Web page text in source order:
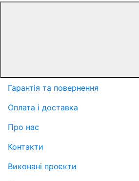
Гарантія та повернення
Оплата і доставка
Про нас
Контакти
Виконані проєкти